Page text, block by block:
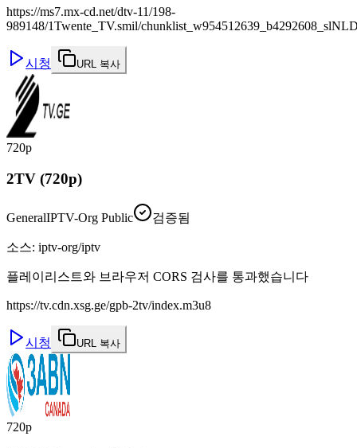
https://ms7.mx-cd.net/dtv-11/198-
989148/1Twente_TV.smil/
시청 URL 복사
720p
2TV (720p)
GeneralIPTV-Org Public 검증됨
소스: iptv-org/iptv
플레이리스트와 브라우저 CORS 검사를 통과했습니다
https://tv.cdn.xsg.ge/gpb-2tv/index.m3u8
시청 URL 복사
720p